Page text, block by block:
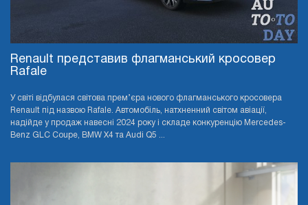
Renault представив флагманський кросовер
Rafale
У світі відбулася світова прем’єра нового флагманського кросовера
Renault під назвою Rafale. Автомобіль, натхненний світом авіації,
надійде у продаж навесні 2024 року і складе конкуренцію Mercedes-
Benz GLC Coupe, BMW X4 та Audi Q5 ...